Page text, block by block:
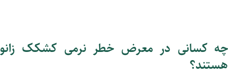
چه کسانی در معرض خطر نرمی کشکک زانو
هستند؟